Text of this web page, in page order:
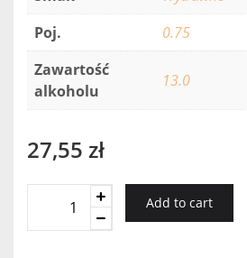
Poj.
0.75
Zawartość
alkoholu
13.0
27,55 zł
Add to cart